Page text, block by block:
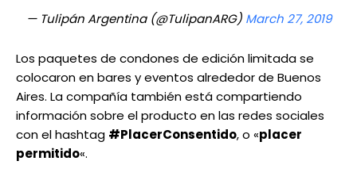
— Tulipán Argentina (@TulipanARG) March 27, 2019
Los paquetes de condones de edición limitada se
colocaron en bares y eventos alrededor de Buenos
Aires. La compañía también está compartiendo
información sobre el producto en las redes sociales
con el hashtag #PlacerConsentido, o «placer
permitido«.